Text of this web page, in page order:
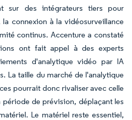
sur des intégrateurs tiers pour
connexion à la vidéosurveillance
continus. Accenture a constaté
ont fait appel à des experts
d'analytique vidéo par IA
La taille du marché de l'analytique
pourrait donc rivaliser avec celle
de prévision, déplaçant les
Le matériel reste essentiel,